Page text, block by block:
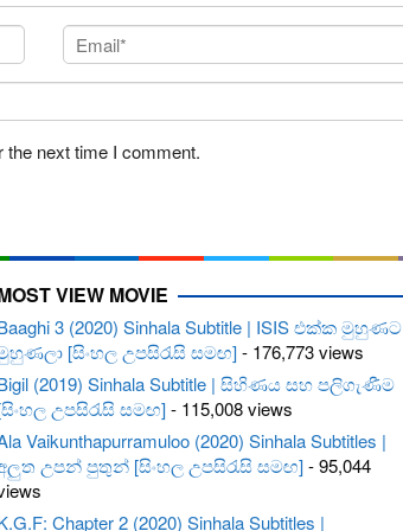
next time I comment.
VIEW MOVIE
3 (2020) Sinhala Subtitle | ISIS එක්ක මුහුණට
[සිංහල උපසිරැසි සමඟ]- 176,773 views
(2019) Sinhala Subtitle | සිහිණය සහ පලිගැණීම
උපසිරැසි සමඟ]- 115,008 views
Vaikunthapurramuloo (2020) Sinhala Subtitles |
උපන් පුතුන් [සිංහල උපසිරැසි සමඟ]- 95,044
Chapter 2 (2020) Sinhala Subtitles |